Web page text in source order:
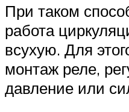
При таком
работа
всухую. Для
монтаж реле,
давление или